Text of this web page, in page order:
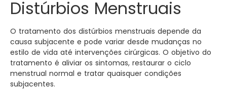
Distúrbios Menstruais
O tratamento dos distúrbios menstruais depende da
causa subjacente e pode variar desde mudanças no
estilo de vida até intervenções cirúrgicas. O objetivo do
tratamento é aliviar os sintomas, restaurar o ciclo
menstrual normal e tratar quaisquer condições
subjacentes.